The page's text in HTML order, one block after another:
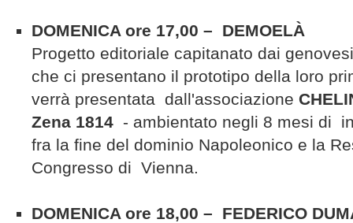
DOMENICA ore 17,00 – DEMOELÀ
Progetto editoriale capitanato dai
che ci presentano il prototipo della loro
verrà presentata dall'associazione
Zena 1814 - ambientato negli 8 mesi di
fra la fine del dominio Napoleonico e la
Congresso di Vienna.
DOMENICA ore 18,00 – FEDERICO